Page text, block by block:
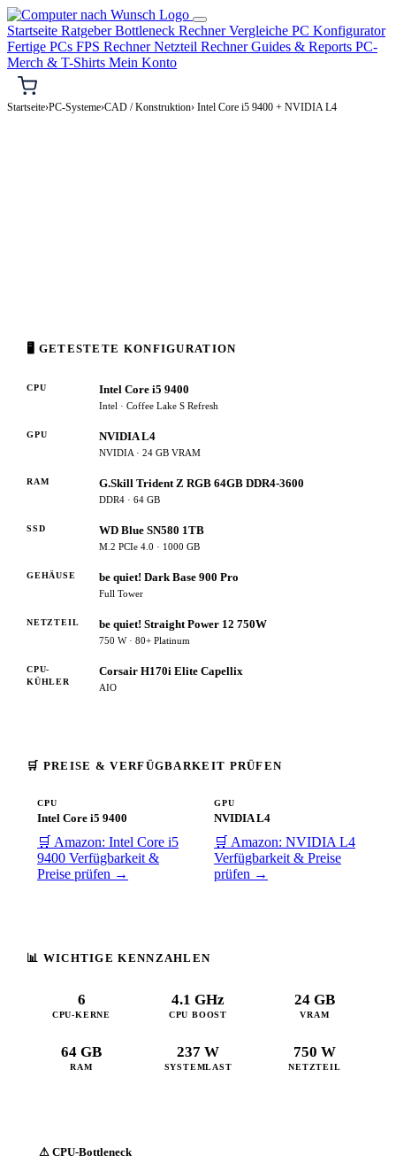
Startseite RatgeberBottleneck RechnerVergleiche PC Konfigurator
Fertige PCs FPS RechnerNetzteil RechnerGuides & Reports PC-
Merch & T-Shirts Mein Konto
Startseite›PC-Systeme›CAD / Konstruktion› Intel Core i5 9400 + NVIDIA L4
🖥 GETESTETE KONFIGURATION
CPU Intel Core i5 9400
Intel · Coffee Lake S Refresh
GPU NVIDIA L4
NVIDIA · 24 GB VRAM
RAM G.Skill Trident Z RGB 64GB DDR4-3600
DDR4 · 64 GB
SSD WD Blue SN580 1TB
M.2 PCIe 4.0 · 1000 GB
GEHÄUSE be quiet! Dark Base 900 Pro
Full Tower
NETZTEIL be quiet! Straight Power 12 750W
750 W · 80+ Platinum
CPU-
KÜHLER
Corsair H170i Elite Capellix
AIO
🛒 PREISE & VERFÜGBARKEIT PRÜFEN
CPU
Intel Core i5 9400
🛒 Amazon: Intel Core i5
9400 Verfügbarkeit &
Preise prüfen →
GPU
NVIDIA L4
🛒 Amazon: NVIDIA L4
Verfügbarkeit & Preise
prüfen →
📊 WICHTIGE KENNZAHLEN
6
CPU-KERNE
4.1 GHz
CPU BOOST
24 GB
VRAM
64 GB
RAM
237 W
SYSTEMLAST
750 W
NETZTEIL
⚠ CPU-Bottleneck